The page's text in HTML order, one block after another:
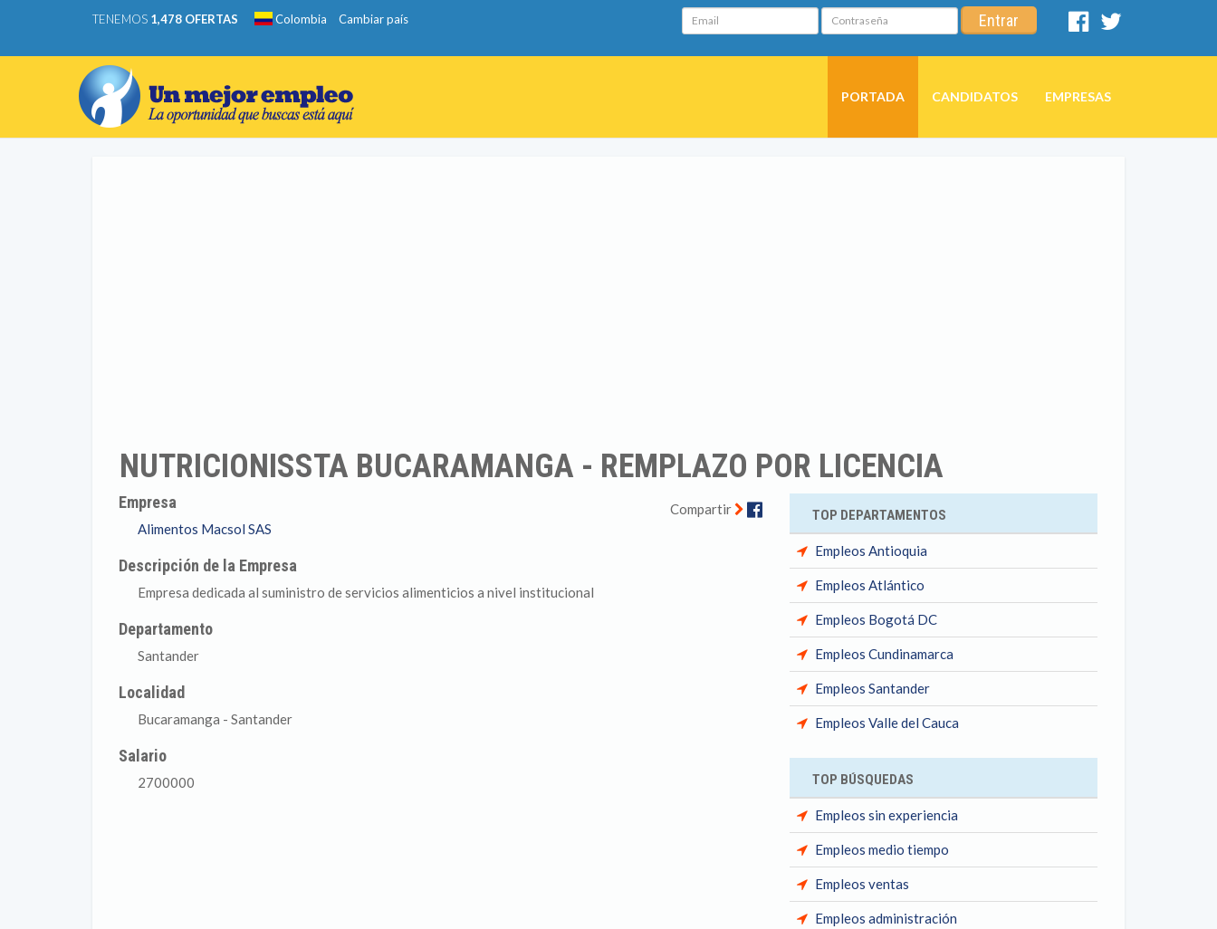
TENEMOS 1,478 OFERTAS Colombia Cambiar país Email Contraseña Entrar
Facebook
PORTADA CANDIDATOS EMPRESAS
NUTRICIONISSTA BUCARAMANGA - REMPLAZO POR LICENCIA
Compartir Facebook
Empresa
Alimentos Macsol SAS
Descripción de la Empresa
Empresa dedicada al suministro de servicios alimenticios a nivel institucional
Departamento
Santander
Localidad
Bucaramanga - Santander
Salario
2700000
TOP DEPARTAMENTOS
Empleos Antioquia
Empleos Atlántico
Empleos Bogotá DC
Empleos Cundinamarca
Empleos Santander
Empleos Valle del Cauca
TOP BÚSQUEDAS
Empleos sin experiencia
Empleos medio tiempo
Empleos ventas
Empleos administración